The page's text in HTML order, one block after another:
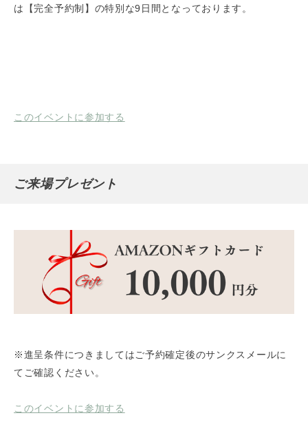
は【完全予約制】の特別な9日間となっております。
このイベントに参加する
ご来場プレゼント
※進呈条件につきましてはご予約確定後のサンクスメールに
てご確認ください。
このイベントに参加する